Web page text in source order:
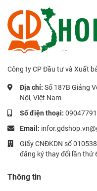
Công ty CP Đầu tư và Xuất
Địa chỉ: Số 187B Giảng
Nội, Việt Nam
Số điện thoại:
Email:
Giấy CNĐKDN số
đăng ký thay đổi lần thứ
Thông tin